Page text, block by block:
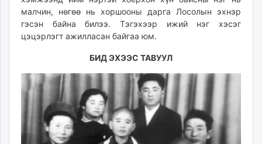
малчин, нөгөө нь хоршооны дарга Лосолын эхнэр
гэсэн байна билээ. Тэгэхээр ижий нэг хэсэг
цэцэрлэгт ажилласан байгаа юм.
БИД ЭХЭЭС ТАВУУЛ